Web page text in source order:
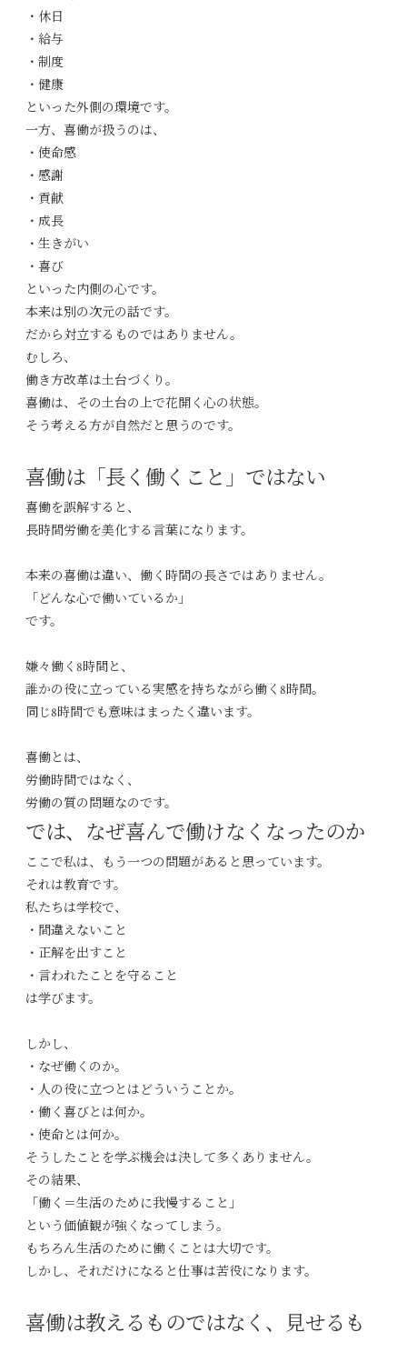
・休日
・給与
・制度
・健康
といった外側の環境です。
一方、喜働が扱うのは、
・使命感
・感謝
・貢献
・成長
・生きがい
・喜び
といった内側の心です。
本来は別の次元の話です。
だから対立するものではありません。
むしろ、
働き方改革は土台づくり。
喜働は、その土台の上で花開く心の状態。
そう考える方が自然だと思うのです。
喜働は「長く働くこと」ではない
喜働を誤解すると、
長時間労働を美化する言葉になります。
本来の喜働は違い、働く時間の長さではありません。
「どんな心で働いているか」
です。
嫌々働く8時間と、
誰かの役に立っている実感を持ちながら働く8時間。
同じ8時間でも意味はまったく違います。
喜働とは、
労働時間ではなく、
労働の質の問題なのです。
では、なぜ喜んで働けなくなったのか
ここで私は、もう一つの問題があると思っています。
それは教育です。
私たちは学校で、
・間違えないこと
・正解を出すこと
・言われたことを守ること
は学びます。
しかし、
・なぜ働くのか。
・人の役に立つとはどういうことか。
・働く喜びとは何か。
・使命とは何か。
そうしたことを学ぶ機会は決して多くありません。
その結果、
「働く＝生活のために我慢すること」
という価値観が強くなってしまう。
もちろん生活のために働くことは大切です。
しかし、それだけになると仕事は苦役になります。
喜働は教えるものではなく、見せるも